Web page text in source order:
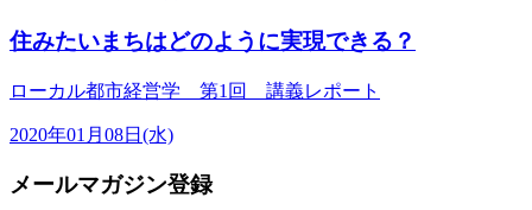
住みたいまちはどのように実現できる？
ローカル都市経営学 第1回 講義レポート
2020年01月08日(水)
メールマガジン登録